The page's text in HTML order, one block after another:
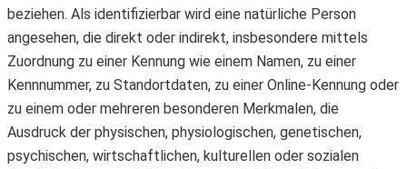
beziehen. Als identifizierbar wird eine natürliche Person
angesehen, die direkt oder indirekt, insbesondere mittels
Zuordnung zu einer Kennung wie einem Namen, zu einer
Kennnummer, zu Standortdaten, zu einer Online-Kennung oder
zu einem oder mehreren besonderen Merkmalen, die
Ausdruck der physischen, physiologischen, genetischen,
psychischen, wirtschaftlichen, kulturellen oder sozialen